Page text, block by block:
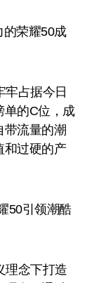
荣耀50成
占据今日
单的C位，成
带流量的潮
和过硬的产
念下打造